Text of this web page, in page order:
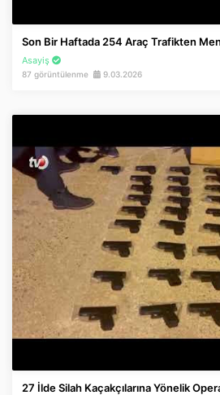
Son Bir Haftada 254 Araç Trafikten
Asayiş
87 görüntülenme 9.03.2026
27 İlde Silah Kaçakçılarına Yönelik